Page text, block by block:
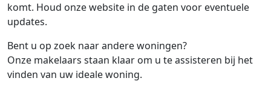
komt. Houd onze website in de gaten voor eventuele
updates.
Bent u op zoek naar andere woningen?
Onze makelaars staan klaar om u te assisteren bij het
vinden van uw ideale woning.